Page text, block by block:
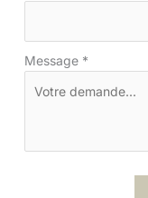
Message *